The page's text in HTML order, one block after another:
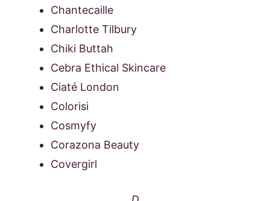
Chantecaille
Charlotte Tilbury
Chiki Buttah
Cebra Ethical Skincare
Ciaté London
Colorisi
Cosmyfy
Corazona Beauty
Covergirl